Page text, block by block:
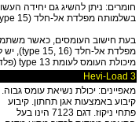
חומרים: ניתן להשיג גם יחידה
בשלמותה מפלדת אל-חלד (type 15).
בעת חישוב העומסים, כאשר
מיכולת העומס לעומת type 13 (פלדה סטנדרטית).
Hevi-Load 3
מאפיינים: יכולת נשיאת עומס גבוה.
קיבוע באמצעות אגן תחתון. קיבוע
פתחי ניקוז. דגם 7123 הינו בעל